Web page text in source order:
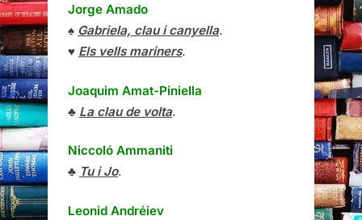
Jorge Amado
♠ Gabriela, clau i canyella.
♥ Els vells mariners.
Joaquim Amat-Piniella
♣ La clau de volta.
Niccoló Ammaniti
♣ Tu i Jo.
Leonid Andréiev